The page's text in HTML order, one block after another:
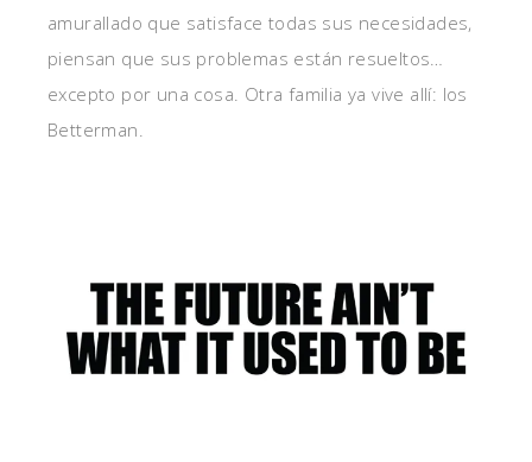
amurallado que satisface todas sus necesidades,
piensan que sus problemas están resueltos…
excepto por una cosa. Otra familia ya vive allí: los
Betterman.